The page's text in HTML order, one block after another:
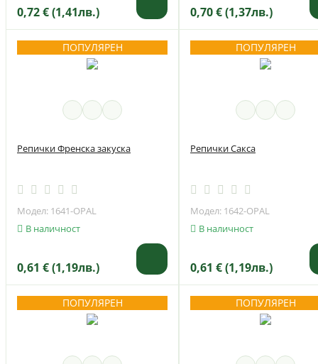
0,72 € (1,41лв.) 0,70 € (1,37лв.)
ПОПУЛЯРЕН
Репички Френска закуска
Модел: 1641-OPAL
В наличност
0,61 € (1,19лв.)
ПОПУЛЯРЕН
Репички Сакса
Модел: 1642-OPAL
В наличност
0,61 € (1,19лв.)
ПОПУЛЯРЕН ПОПУЛЯРЕН